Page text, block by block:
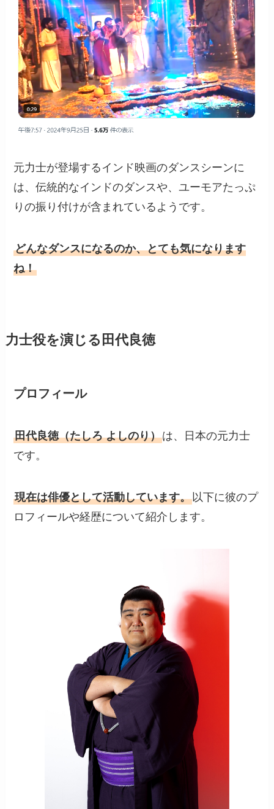
元力士が登場するインド映画のダンスシーンに
は、伝統的なインドのダンスや、ユーモアたっぷ
りの振り付けが含まれているようです。
どんなダンスになるのか、とても気になります
ね！
力士役を演じる田代良徳
プロフィール
田代良徳（たしろ よしのり）は、日本の元力士
です。
現在は俳優として活動しています。 以下に彼のプ
ロフィールや経歴について紹介します。